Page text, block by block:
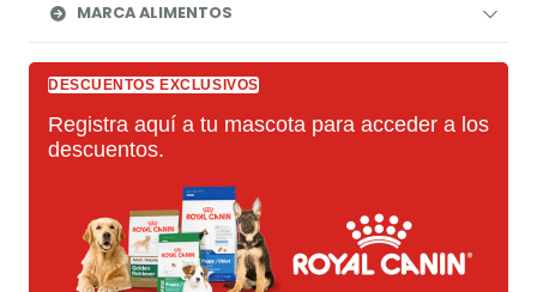
MARCA ALIMENTOS
DESCUENTOS EXCLUSIVOS
Registra aquí a tu mascota para acceder a los
descuentos.